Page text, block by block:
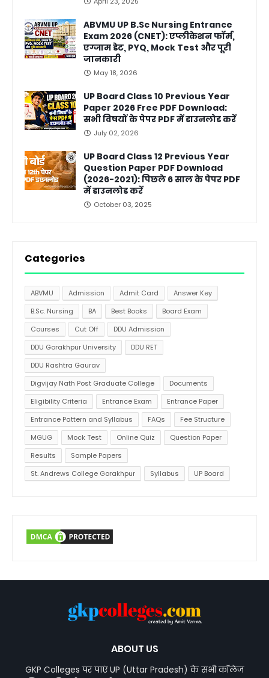
ABVMU UP B.Sc Nursing Entrance
Exam 2026 (CNET): एप्लीकेशन फॉर्म,
एग्जाम डेट, PYQ, Mock Test और पूरी
जानकारी
May 18, 2026
UP Board Class 10 Previous Year
Paper 2026 Free PDF Download:
सभी विषयों के पेपर PDF में डाउनलोड करें
July 02, 2026
UP Board Class 12 Previous Year
Question Paper PDF Download
(2026-2021): पिछले 6 साल के पेपर PDF
में डाउनलोड करें
October 03, 2025
Categories
ABVMU Admission Admit Card
Answer Key
B.Sc. Nursing
BA Best Books
Board Exam
Courses
Cut Off
DDU Admission
DDU Gorakhpur University
DDU RET
DDU Rashtra Gaurav
Digvijay Nath Post Graduate College
Documents
Eligibility Criteria
Entrance Exam
Entrance Paper
Entrance Pattern and Syllabus
FAQs
Fee Structure
MGUG
Mock Test Online Quiz
Question Paper
Results
Sample Papers
St. Andrews College Gorakhpur
Syllabus UP Board
ABOUT US
GKP Colleges पर पाएं UP (Uttar Pradesh) के सभी कॉलेज